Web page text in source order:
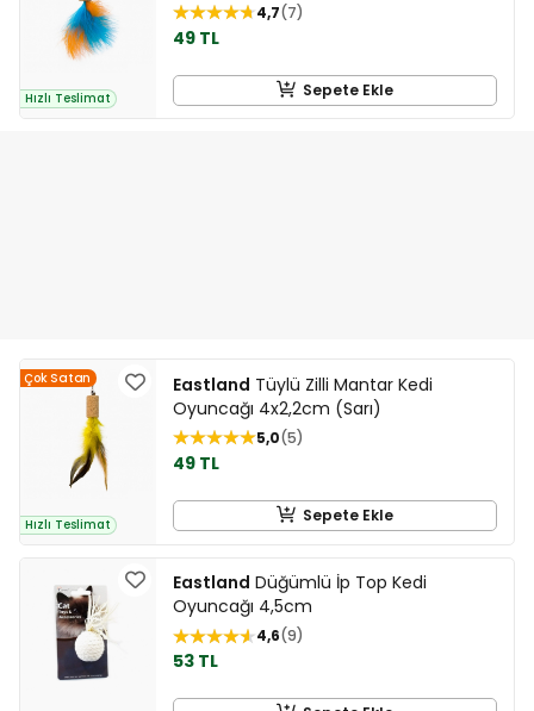
Hızlı Teslimat
4,7 7
49 TL
Sepete Ekle
Çok Satan
Hızlı Teslimat
Eastland Tüylü Zilli Mantar Kedi
Oyuncağı 4x2,2cm (Sarı)
5,0 5
49 TL
Sepete Ekle
Eastland Düğümlü İp Top Kedi
Oyuncağı 4,5cm
4,6 9
53 TL